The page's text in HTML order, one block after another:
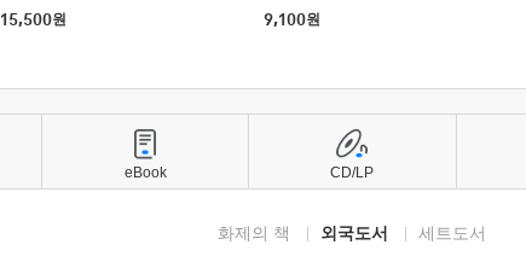
15,500원
9,100원
화제의 책 외국도서 세트도서
eBook CD/LP